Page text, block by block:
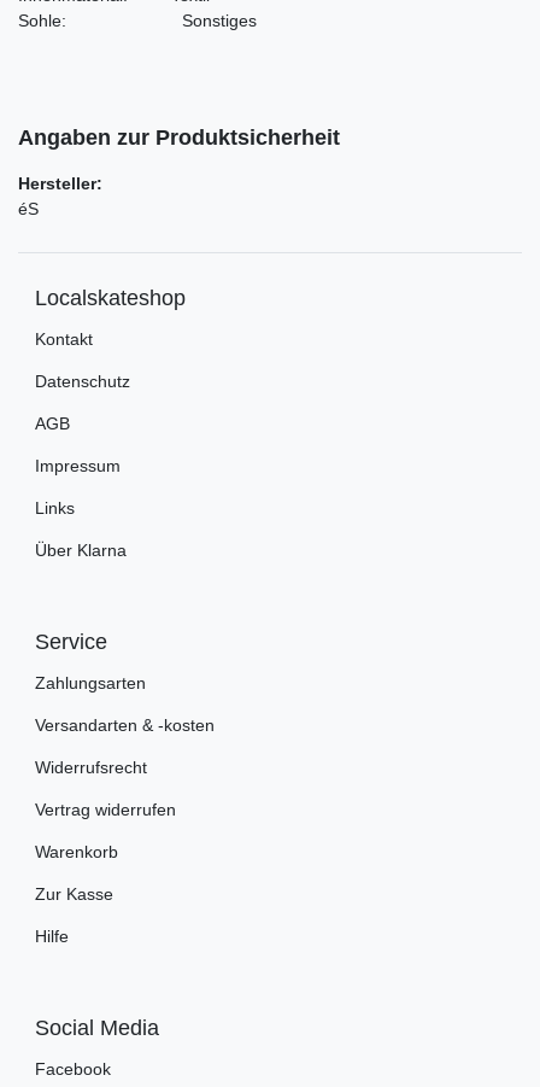
Sohle: Sonstiges
Angaben zur Produktsicherheit
Hersteller:
éS
Localskateshop
Kontakt
Datenschutz
AGB
Impressum
Links
Über Klarna
Service
Zahlungsarten
Versandarten & -kosten
Widerrufsrecht
Vertrag widerrufen
Warenkorb
Zur Kasse
Hilfe
Social Media
Facebook